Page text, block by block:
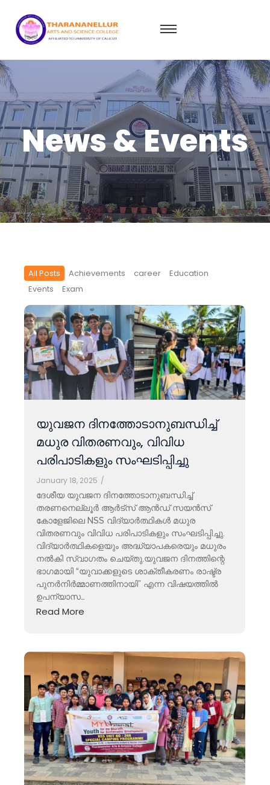
News & Events
All Posts Achievements career
Education
Events
Exam
യുവജന ദിനത്തോടാനുബന്ധിച്ച്
മധുര വിതരണവും, വിവിധ
പരിപാടികളും സംഘടിപ്പിച്ചു
January 18, 2025 /
ദേശീയ യുവജന ദിനത്തോടാനുബന്ധിച്ച്
തരണനെല്ലൂർ ആർട്സ് ആൻഡ് സയൻസ്
കോളേജിലെ NSS വിദ്യാർത്ഥികൾ മധുര
വിതരണവും വിവിധ പരിപാടികളും സംഘടിപ്പിച്ചു.
വിദ്യാർത്ഥികളെയും അദ്ധ്യാപകരെയും മധുരം
നൽകി സ്വാഗതം ചെയ്തു.യുവജന ദിനത്തിന്റെ
ഭാഗമായി “യുവാക്കളുടെ ശാക്തീകരണം രാഷ്ട്ര
പുനർനിർമ്മാണത്തിനായി” എന്ന വിഷയത്തിൽ
ഉപന്യാസ…
Read More